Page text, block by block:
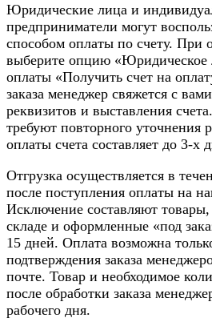
Юридические лица и
предприниматели могут
способом оплаты по счету. При
выберите опцию «Юридическое
оплаты «Получить счет на
заказа менеджер свяжется с
реквизитов и выставления
требуют повторного уточнения
оплаты счета составляет до 3-х
Отгрузка осуществляется в
после поступления оплаты на
Исключение составляют
складе и оформленные «под
15 дней. Оплата возможна
подтверждения заказа
почте. Товар и необходимое
после обработки заказа
рабочего дня.